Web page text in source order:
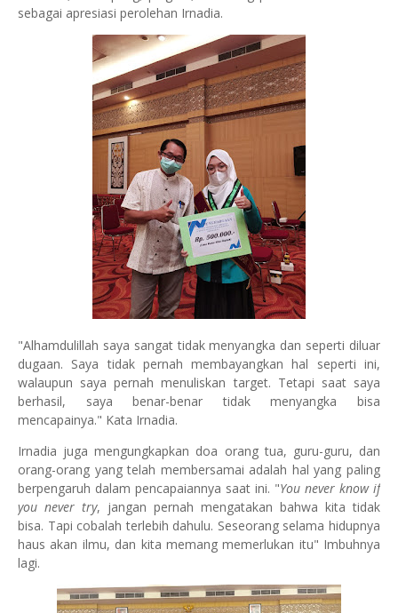
sebagai apresiasi perolehan Irnadia.
"Alhamdulillah saya sangat tidak menyangka dan seperti diluar
dugaan. Saya tidak pernah membayangkan hal seperti ini,
walaupun saya pernah menuliskan target. Tetapi saat saya
berhasil, saya benar-benar tidak menyangka bisa
mencapainya." Kata Irnadia.
Irnadia juga mengungkapkan doa orang tua, guru-guru, dan
orang-orang yang telah membersamai adalah hal yang paling
berpengaruh dalam pencapaiannya saat ini. "You never know if
you never try, jangan pernah mengatakan bahwa kita tidak
bisa. Tapi cobalah terlebih dahulu. Seseorang selama hidupnya
haus akan ilmu, dan kita memang memerlukan itu" Imbuhnya
lagi.